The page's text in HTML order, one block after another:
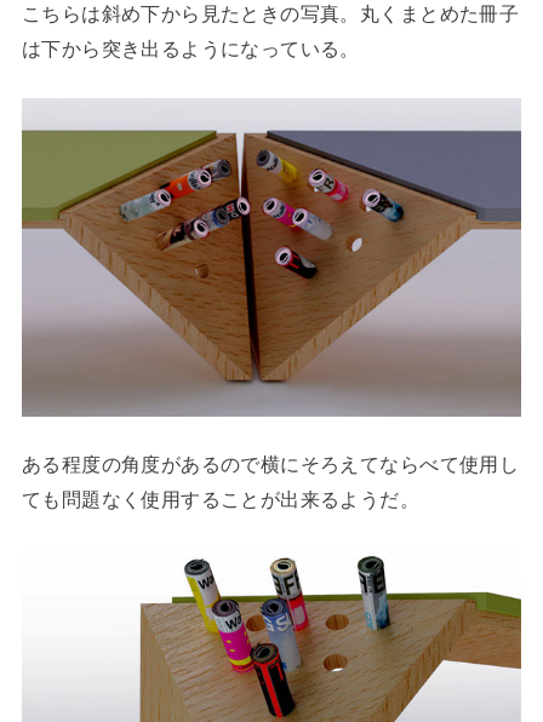
こちらは斜め下から見たときの写真。丸くまとめた冊子
は下から突き出るようになっている。
ある程度の角度があるので横にそろえてならべて使用し
ても問題なく使用することが出来るようだ。